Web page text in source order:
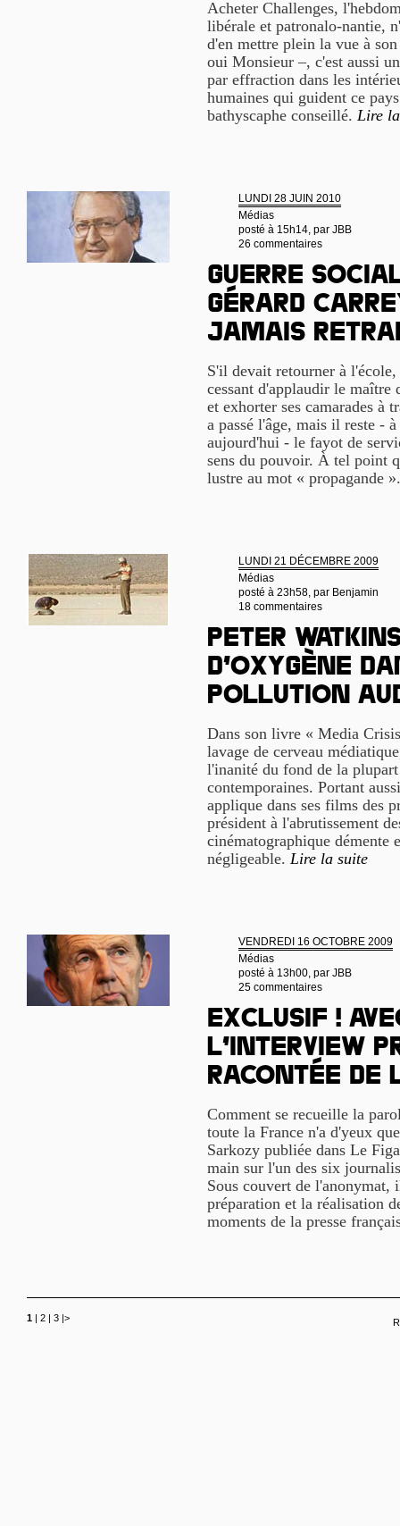
Acheter Challenges,
libérale et patronalo-nantie,
d'en mettre plein la vue à
oui Monsieur –, c'est aussi
par effraction dans les
humaines qui guident ce
bathyscaphe conseillé. Lire
LUNDI 28 JUIN 2010
Médias
posté à 15h14, par JBB
26 commentaires
Guerre
Gérard
jamais
S'il devait retourner à
cessant d'applaudir le
et exhorter ses camarades à
a passé l'âge, mais il reste -
aujourd'hui - le fayot de
sens du pouvoir. À tel point
lustre au mot « propagande
LUNDI 21 DÉCEMBRE 2009
Médias
posté à 23h58, par Benjamin
18 commentaires
Peter
d’oxygène
pollution
Dans son livre « Media
lavage de cerveau
l'inanité du fond de la
contemporaines. Portant
applique dans ses films des
président à l'abrutissement
cinématographique
négligeable. Lire la suite
VENDREDI 16 OCTOBRE 2009
Médias
posté à 13h00, par JBB
25 commentaires
Exclusif !
l’interview
racontée de
Comment se recueille la
toute la France n'a d'yeux
Sarkozy publiée dans Le
main sur l'un des six
Sous couvert de l'anonymat,
préparation et la réalisation
moments de la presse
1 | 2 | 3 |>